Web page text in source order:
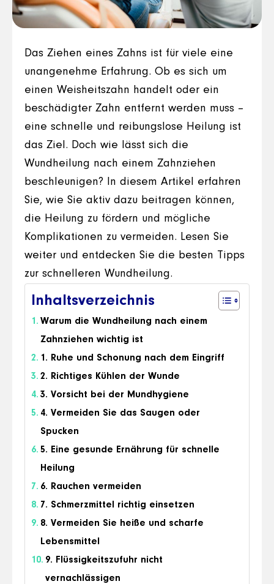
Das Ziehen eines Zahns ist für viele eine
unangenehme Erfahrung. Ob es sich um
einen Weisheitszahn handelt oder ein
beschädigter Zahn entfernt werden muss –
eine schnelle und reibungslose Heilung ist
das Ziel. Doch wie lässt sich die
Wundheilung nach einem Zahnziehen
beschleunigen? In diesem Artikel erfahren
Sie, wie Sie aktiv dazu beitragen können,
die Heilung zu fördern und mögliche
Komplikationen zu vermeiden. Lesen Sie
weiter und entdecken Sie die besten Tipps
zur schnelleren Wundheilung.
Inhaltsverzeichnis
Warum die Wundheilung nach einem
Zahnziehen wichtig ist
1. Ruhe und Schonung nach dem Eingriff
2. Richtiges Kühlen der Wunde
3. Vorsicht bei der Mundhygiene
4. Vermeiden Sie das Saugen oder
Spucken
5. Eine gesunde Ernährung für schnelle
Heilung
6. Rauchen vermeiden
7. Schmerzmittel richtig einsetzen
8. Vermeiden Sie heiße und scharfe
Lebensmittel
9. Flüssigkeitszufuhr nicht
vernachlässigen